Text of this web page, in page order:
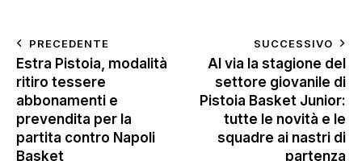
PRECEDENTE
Estra Pistoia, modalità
ritiro tessere
abbonamenti e
prevendita per la
partita contro Napoli
Basket
SUCCESSIVO
Al via la stagione del
settore giovanile di
Pistoia Basket Junior:
tutte le novità e le
squadre ai nastri di
partenza